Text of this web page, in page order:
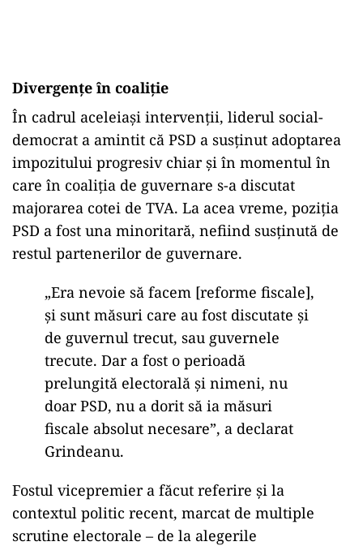
Divergențe în coaliție
În cadrul aceleiași intervenții, liderul social-
democrat a amintit că PSD a susținut adoptarea
impozitului progresiv chiar și în momentul în
care în coaliția de guvernare s-a discutat
majorarea cotei de TVA. La acea vreme, poziția
PSD a fost una minoritară, nefiind susținută de
restul partenerilor de guvernare.
„Era nevoie să facem [reforme fiscale],
şi sunt măsuri care au fost discutate şi
de guvernul trecut, sau guvernele
trecute. Dar a fost o perioadă
prelungită electorală și nimeni, nu
doar PSD, nu a dorit să ia măsuri
fiscale absolut necesare”, a declarat
Grindeanu.
Fostul vicepremier a făcut referire și la
contextul politic recent, marcat de multiple
scrutine electorale – de la alegerile